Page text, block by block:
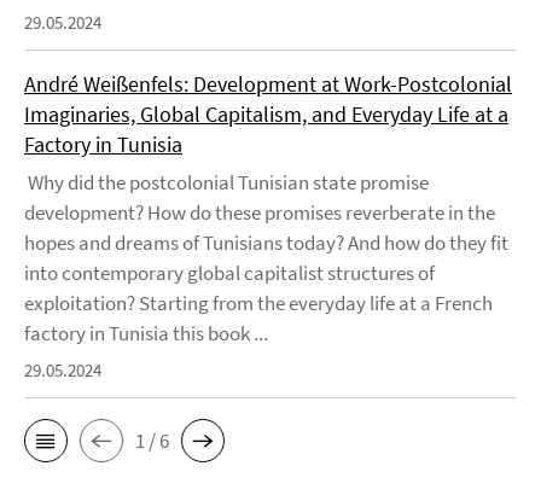
29.05.2024
André Weißenfels: Development at Work-Postcolonial
Imaginaries, Global Capitalism, and Everyday Life at a
Factory in Tunisia
Why did the postcolonial Tunisian state promise
development? How do these promises reverberate in the
hopes and dreams of Tunisians today? And how do they fit
into contemporary global capitalist structures of
exploitation? Starting from the everyday life at a French
factory in Tunisia this book ...
29.05.2024
1 / 6